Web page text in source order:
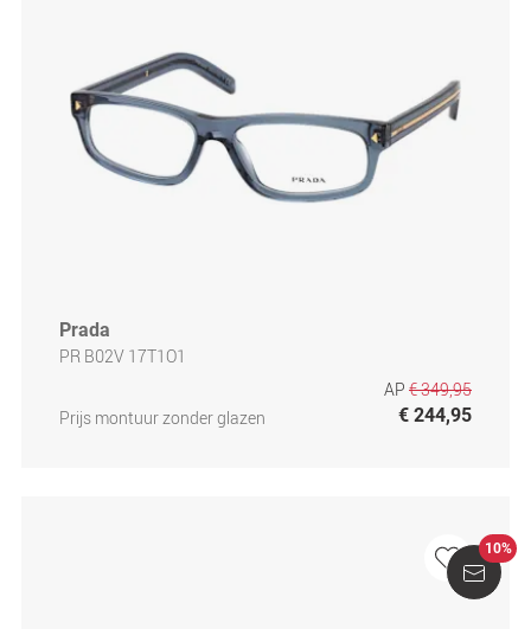
Prada
PR B02V 17T1O1
Prijs montuur zonder glazen
AP € 349,95
€ 244,95
10%